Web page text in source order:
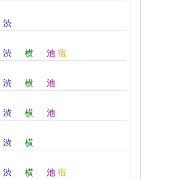
渋
渋 横 池 宿
渋 横 池
渋 横 池
渋 横
渋 横 池 宿